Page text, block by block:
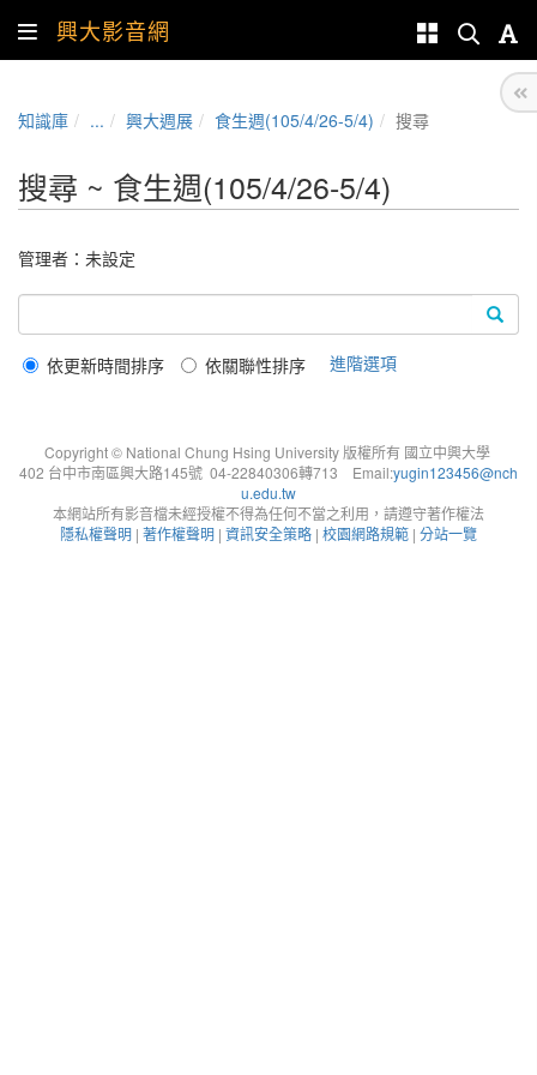
興大影音網
知識庫 ... 興大週展 食生週(105/4/26-5/4) 搜尋
搜尋 ~ 食生週(105/4/26-5/4)
管理者：未設定
依更新時間排序 依關聯性排序 進階選項
Copyright © National Chung Hsing University 版權所有 國立中興大學
402 台中市南區興大路145號 04-22840306轉713 Email:yugin123456@nch
u.edu.tw
本網站所有影音檔未經授權不得為任何不當之利用，請遵守著作權法
隱私權聲明 | 著作權聲明 | 資訊安全策略 | 校園網路規範 | 分站一覽